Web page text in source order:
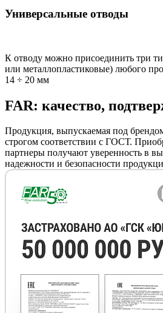
Универсальные отводы
К отводу можно присоединить три
или металлопластиковые) любого
14 ÷ 20 мм
FAR: качество,
Продукция, выпускаемая под
строгом соответствии с ГОСТ.
партнеры получают уверенность в
надежности и безопасности